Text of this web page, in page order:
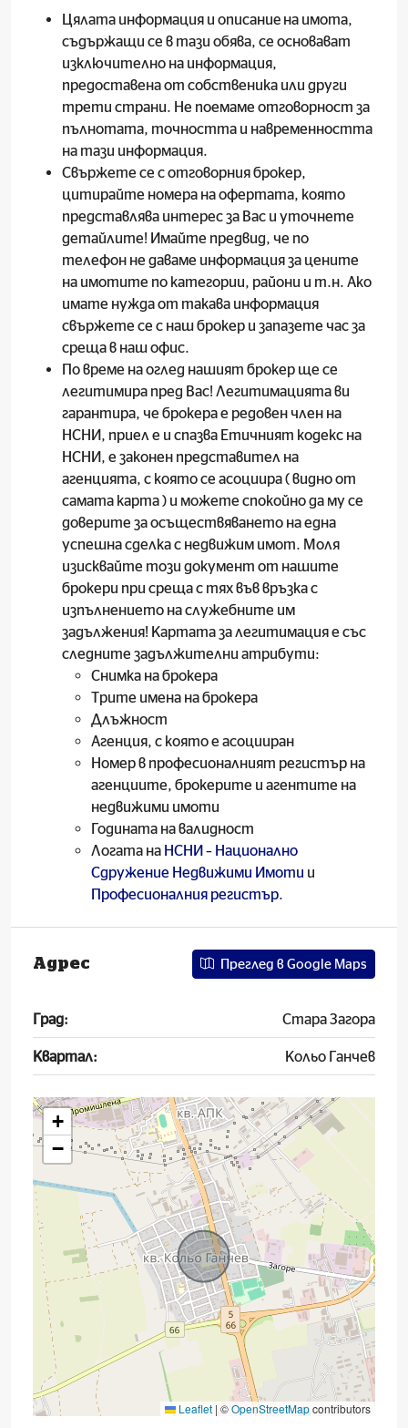
Цялата информация и описаниe на имота,
съдържащи се в тази обява, се основават
изключително на информация,
предоставена от собственика или други
трети страни. Не поемаме отговорност за
пълнотата, точността и навременността
на тази информация.
Свържете се с отговорния брокер,
цитирайте номера на офертата, която
представлява интерес за Вас и уточнете
детайлите! Имайте предвид, че по
телефон не даваме информация за цените
на имотите по категории, райони и т.н. Ако
имате нужда от такава информация
свържете се с наш брокер и запазете час за
среща в наш офис.
По време на оглед нашият брокер ще се
легитимира пред Вас! Легитимацията ви
гарантира, че брокера е редовен член на
НСНИ, приел е и спазва Етичният кодекс на
НСНИ, е законен представител на
агенцията, с която се асоциира ( видно от
самата карта ) и можете спокойно да му се
доверите за осъществяването на една
успешна сделка с недвижим имот. Моля
изисквайте този документ от нашите
брокери при среща с тях във връзка с
изпълнението на служебните им
задължения! Картата за легитимация е със
следните задължителни атрибути:
Снимка на брокера
Трите имена на брокера
Длъжност
Агенция, с която е асоцииран
Номер в професионалният регистър на
агенциите, брокерите и агентите на
недвижими имоти
Годината на валидност
Логата на НСНИ – Национално
Сдружение Недвижими Имоти и
Професионалния регистър.
Адрес Преглед в Google Maps
Град: Стара Загора
Квартал: Кольо Ганчев
+
−
Leaflet | ©OpenStreetMapcontributors